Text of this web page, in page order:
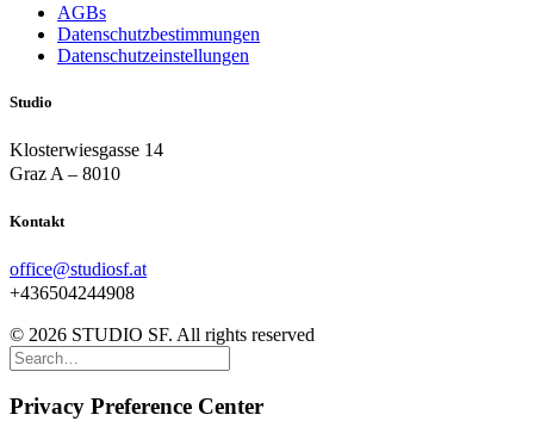
AGBs
Datenschutzbestimmungen
Datenschutzeinstellungen
Studio
Klosterwiesgasse 14
Graz A – 8010
Kontakt
office@studiosf.at
+436504244908
© 2026 STUDIO SF. All rights reserved
Privacy Preference Center